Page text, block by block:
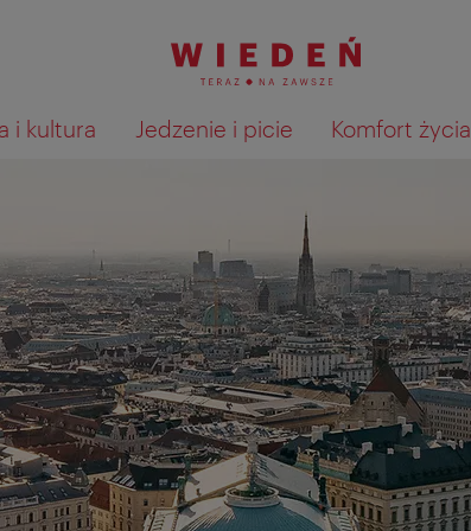
i kultura Jedzenie i picie Komfort życia